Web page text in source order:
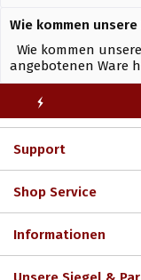
Wie kommen
Wie kommen
angebotenen Ware
Support
Shop Service
Informationen